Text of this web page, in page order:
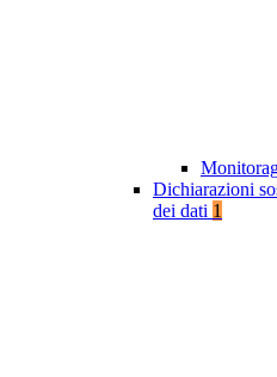
Dichiarazioni
dei dati 1